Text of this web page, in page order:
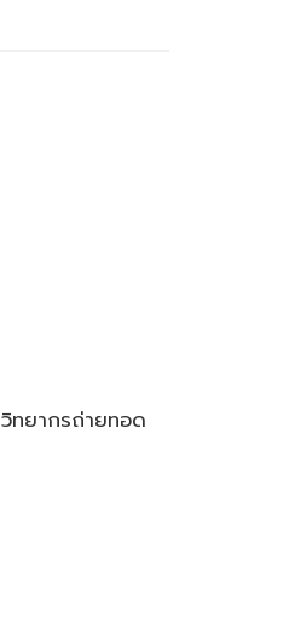
ทยากรถ่ายทอด